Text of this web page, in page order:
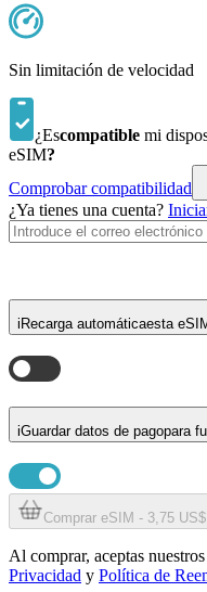
Sin limitación de velocidad
¿Escompatible mi
eSIM?
Comprobar compatibilidad
¿Ya tienes una cuenta?
i Recarga automáticaesta
iGuardar datos de pagopara
Comprar eSIM - 3,75 US$
Al comprar, aceptas nuestros
Privacidad y Política de